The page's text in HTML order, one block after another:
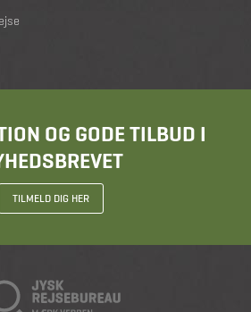
OG GODE TILBUD I
TILMELD DIG HER